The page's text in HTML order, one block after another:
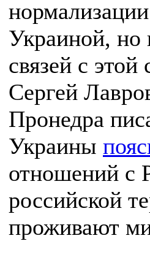
Украиной, но
связей с этой
Сергей
Пронедра
Украины
отношений с
российской
проживают